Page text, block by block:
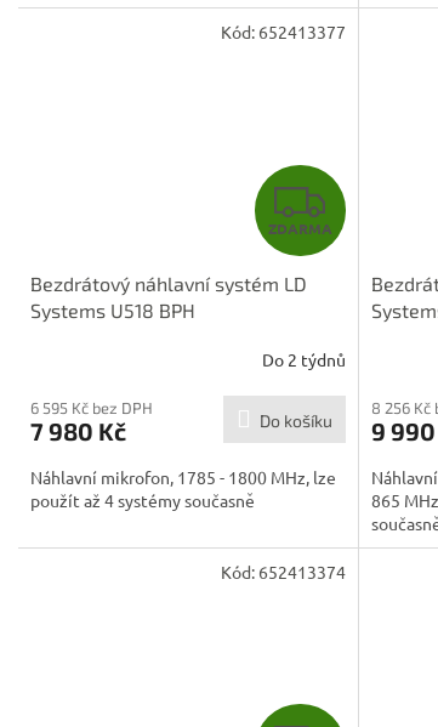
Z
D
R
M
A
ZDARMA
Bezdrátový náhlavní systém LD
Systems U518 BPH
Do 2 týdnů
6 595 Kč bez DPH
7 980 Kč Do košíku
Náhlavní mikrofon, 1785 - 1800 MHz, lze
použít až 4 systémy současně
Kód: 652413377
8 256 Kč
9
865
Kód: 652413374